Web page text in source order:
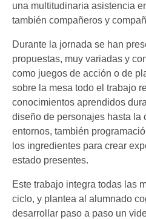
una multitudinaria asistencia
también compañeros y
Durante la jornada se han
propuestas, muy variadas y
como juegos de acción o de
sobre la mesa todo el trabajo
conocimientos aprendidos
diseño de personajes hasta la
entornos, también
los ingredientes para crear
estado presentes.
Este trabajo integra todas las
ciclo, y plantea al alumnado
desarrollar paso a paso un